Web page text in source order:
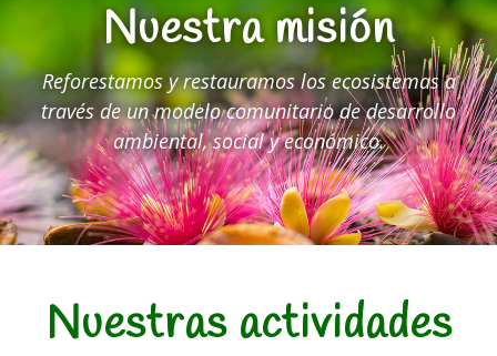
Nuestra misión
Reforestamos y restauramos los ecosistemas a
través de un modelo comunitario de desarrollo
ambiental, social y económico.
Nuestras actividades